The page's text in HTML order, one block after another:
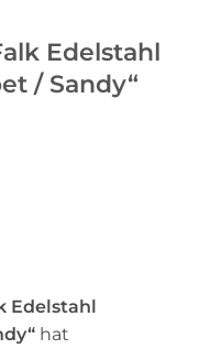
Edelstahl
/ Sandy“
Edelstahl
hat